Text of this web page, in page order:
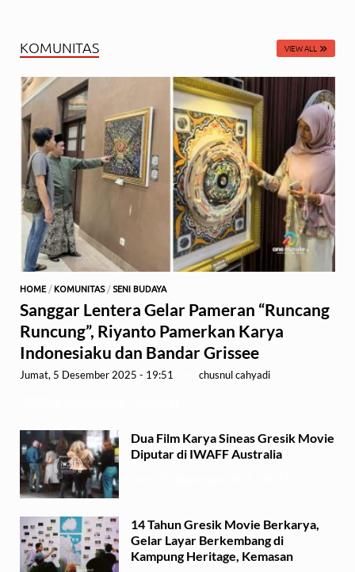
KOMUNITAS VIEW ALL
HOME / KOMUNITAS/ SENI BUDAYA
Sanggar Lentera Gelar Pameran “Runcang
Runcung”, Riyanto Pamerkan Karya
Indonesiaku dan Bandar Grissee
Jumat, 5 Desember 2025 - 19:51 chusnul cahyadi
Dua Film Karya Sineas Gresik Movie
Diputar di IWAFF Australia
14 Tahun Gresik Movie Berkarya,
Gelar Layar Berkembang di
Kampung Heritage, Kemasan